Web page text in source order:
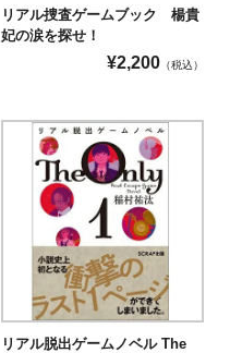
リアル捜査ゲームブック 楊貴
妃の涙を探せ！
¥2,200 （税込）
リアル脱出ゲームノベル The